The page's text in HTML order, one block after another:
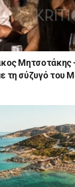
Μητσοτάκης
τη σύζυγό του